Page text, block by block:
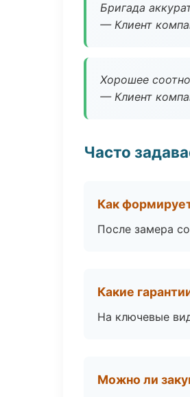
Бригада
— Клиент
Хорошее
— Клиент
Часто
Как
После замера
Какие
На ключевые
Можно ли